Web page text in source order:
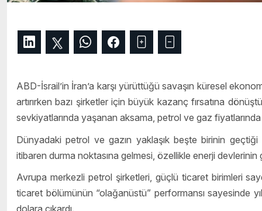
ABD-İsrail’in İran’a karşı yürüttüğü savaşın küresel
artırırken bazı şirketler için büyük kazanç fırsatına
sevkiyatlarında yaşanan aksama, petrol ve gaz
Dünyadaki petrol ve gazın yaklaşık beşte birinin geçtiği
itibaren durma noktasına gelmesi, özellikle enerji devlerinin
Avrupa merkezli petrol şirketleri, güçlü ticaret birimleri
ticaret bölümünün “olağanüstü” performansı sayesinde